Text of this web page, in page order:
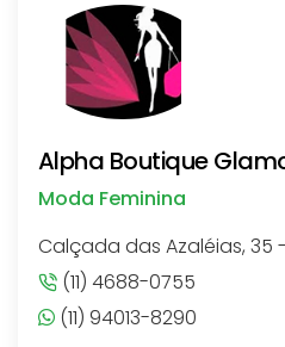
Alpha Boutique
Moda Feminina
Calçada das Azaléias, 35 -
(11) 4688-0755
(11) 94013-8290